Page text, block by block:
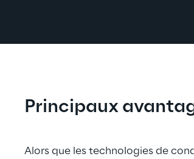
Principaux
Alors que les technologies de